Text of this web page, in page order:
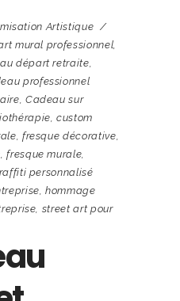
Artistique
mural professionnel,
départ retraite,
professionnel
, Cadeau sur
,custom
, fresque décorative,
,fresque murale,
personnalisé
,hommage
, street art pour